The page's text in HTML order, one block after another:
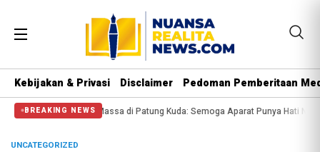
Kebijakan & Privasi Disclaimer Pedoman Pemberitaan
BREAKING NEWS
Halangi Massa di Patung Kuda: Semoga Aparat Punya Hati Nurani Massa
UNCATEGORIZED